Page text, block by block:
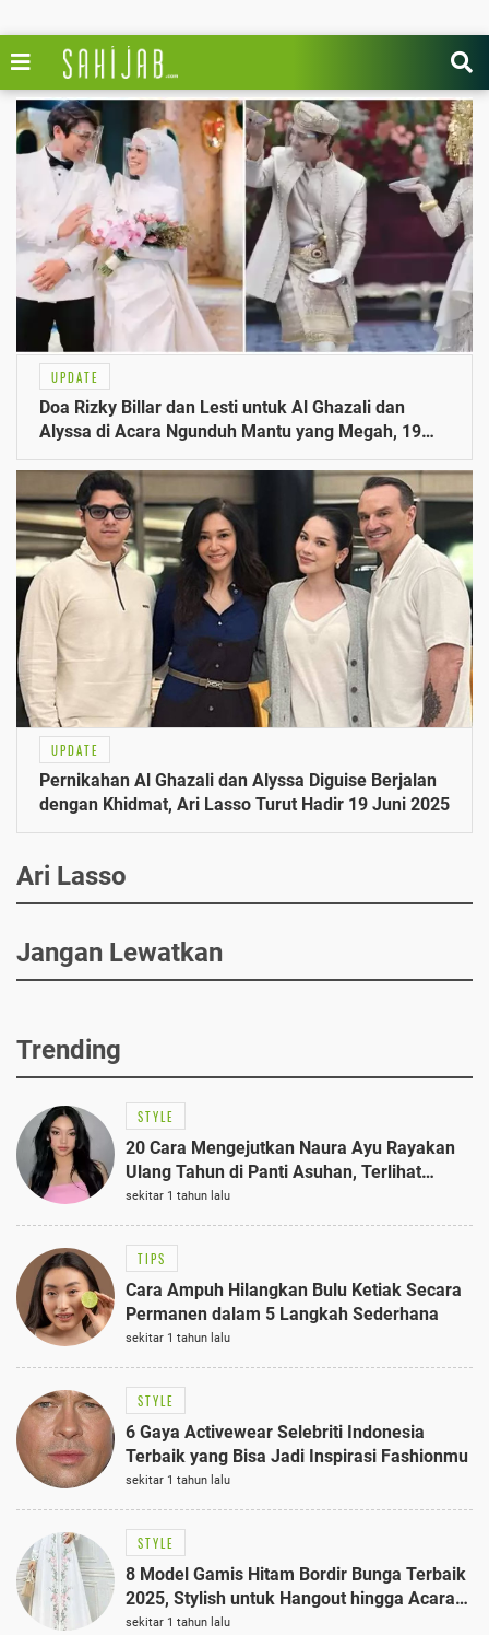
UPDATE
Doa Rizky Billar dan Lesti untuk Al Ghazali dan
Alyssa di Acara Ngunduh Mantu yang Megah, 19
Juni 2025
UPDATE
Pernikahan Al Ghazali dan Alyssa Diguise Berjalan
dengan Khidmat, Ari Lasso Turut Hadir 19 Juni 2025
Ari Lasso
Jangan Lewatkan
Trending
STYLE
20 Cara Mengejutkan Naura Ayu Rayakan
Ulang Tahun di Panti Asuhan, Terlihat
Anggun dengan Kaftan Cokelat
sekitar 1 tahun lalu
TIPS
Cara Ampuh Hilangkan Bulu Ketiak Secara
Permanen dalam 5 Langkah Sederhana
sekitar 1 tahun lalu
STYLE
6 Gaya Activewear Selebriti Indonesia
Terbaik yang Bisa Jadi Inspirasi Fashionmu
sekitar 1 tahun lalu
STYLE
8 Model Gamis Hitam Bordir Bunga Terbaik
2025, Stylish untuk Hangout hingga Acara
Semi-Formal
sekitar 1 tahun lalu